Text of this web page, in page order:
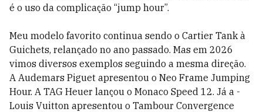
é o uso da complicação “jump hour”.
Meu modelo favorito continua sendo o Cartier Tank à
Guichets, relançado no ano passado. Mas em 2026
vimos diversos exemplos seguindo a mesma direção.
A Audemars Piguet apresentou o Neo Frame Jumping
Hour. A TAG Heuer lançou o Monaco Speed 12. Já a -
Louis Vuitton apresentou o Tambour Convergence